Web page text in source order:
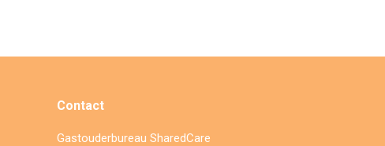
Contact
Gastouderbureau SharedCare